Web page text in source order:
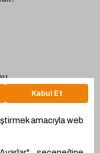
WhatsApp